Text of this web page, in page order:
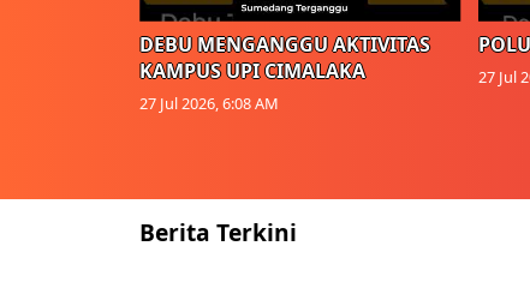
DEBU MENGANGGU AKTIVITAS
KAMPUS UPI CIMALAKA
27 Jul 2026, 6:08 AM
27 Jul
Berita Terkini